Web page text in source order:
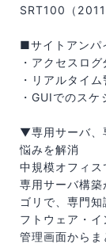
SRT100（
■サイトアンパ
・アクセスロ
・リアルタイ
・GUIでのス
▼専用サーバ、
悩みを解消
中規模オフィ
専用サーバ構
ゴリで、専門
フトウェア・
管理画面から